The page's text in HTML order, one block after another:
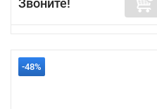
Звоните!
-48%